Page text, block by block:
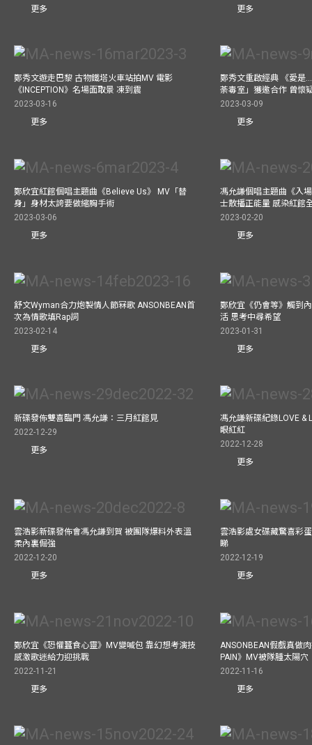
更多
更多
鄭秀文遊走巴黎 古物鐵塔火車站拍MV 電影
《INCEPTION》名場面取景 凍到震
2023-03-16
更多
鄭秀文重啟經典 《愛是
荼毒室」獲邀合作 曾懷
2023-03-09
更多
鄭欣宜紅館個唱主題曲《Believe Us》 MV「替
身」身材太誇要做縮胸手術
2023-03-06
更多
馮允謙個唱主題曲《入
士散播正能量 感染紅館
2023-02-20
更多
舒文Wyman合力炮製情人節冧歌 ANSONBEAN首
次為情歌填Rap詞
2023-02-14
更多
鄭欣宜《仍會等》觸到
活 思考中尋希望
2023-01-31
更多
新碟發佈雙喜臨門 馮允謙：三月紅館見
2022-12-29
更多
馮允謙新碟紀錄LOVE &
眼紅紅
2022-12-28
更多
雲浩影新碟發佈會馮允謙到賀 被團隊爆料外表溫
柔內裏倔強
2022-12-20
更多
雲浩影處女碟藏驚喜彩
睇
2022-12-19
更多
鄭欣宜《恐懼蠶食心靈》MV變喊包 靠幻想考演技
感激歌迷給力迎挑戰
2022-11-21
更多
ANSONBEAN假戲真做
PAIN》MV被隊腫太陽穴
2022-11-16
更多